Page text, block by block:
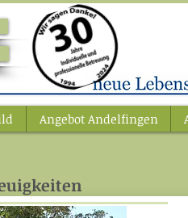
Angebot Andelfingen